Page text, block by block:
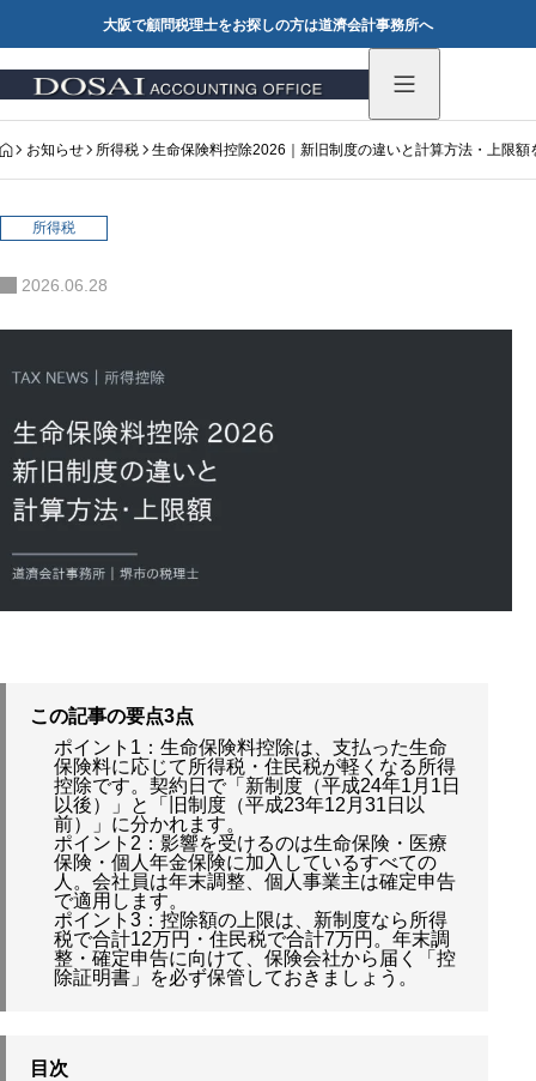
大阪で顧問税理士をお探しの方は道濟会計事務所へ
HOME
お知らせ 所得税 生命保険料控除2026｜新旧制度の違いと計算方法・上限額
所得税
2026.06.28
この記事の要点3点
ポイント1：生命保険料控除は、支払った生命
保険料に応じて所得税・住民税が軽くなる所得
控除です。契約日で「新制度（平成24年1月1日
以後）」と「旧制度（平成23年12月31日以
前）」に分かれます。
ポイント2：影響を受けるのは生命保険・医療
保険・個人年金保険に加入しているすべての
人。会社員は年末調整、個人事業主は確定申告
で適用します。
ポイント3：控除額の上限は、新制度なら所得
税で合計12万円・住民税で合計7万円。年末調
整・確定申告に向けて、保険会社から届く「控
除証明書」を必ず保管しておきましょう。
目次